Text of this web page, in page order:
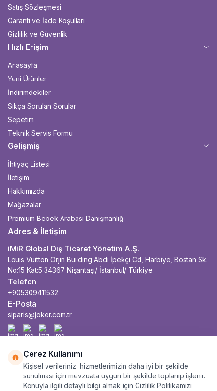
Satış Sözleşmesi
Garanti ve İade Koşulları
Gizlilik ve Güvenlik
Hızlı Erişim
Anasayfa
Yeni Ürünler
İndirimdekiler
Sıkça Sorulan Sorular
Sepetim
Teknik Servis Formu
Gelişmiş
İhtiyaç Listesi
İletişim
Hakkımızda
Mağazalar
Premium Bebek Arabası Danışmanlığı
Adres & İletişim
iMiR Global Dış Ticaret Yönetim A.Ş.
Louis Vuitton Orjin Building Abdi İpekçi Cd, Harbiye, Bostan Sk.
No:15 Kat:5 34367 Nişantaşı/ İstanbul/ Türkiye
Telefon
+905309411532
E-Posta
siparis@joker.com.tr
Facebook
İnstagram
YoutubeLinkedin
Çerez Kullanımı
Kişisel verileriniz, hizmetlerimizin daha iyi bir şekilde
sunulması için mevzuata uygun bir şekilde toplanıp işlenir.
Konuyla ilgili detaylı bilgi almak için Gizlilik Politikamızı